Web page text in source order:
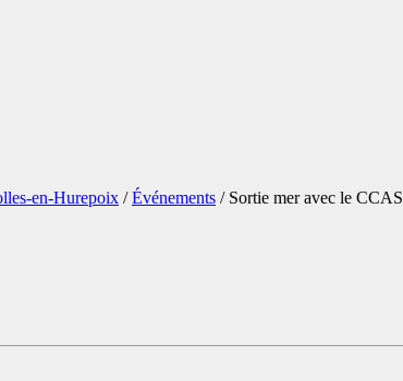
en-Hurepoix /Événements / Sortie mer avec le CCAS